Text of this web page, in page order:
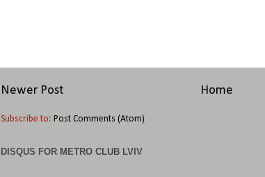
Newer Post Home
Subscribe to: Post Comments (Atom)
DISQUS FOR METRO CLUB LVIV